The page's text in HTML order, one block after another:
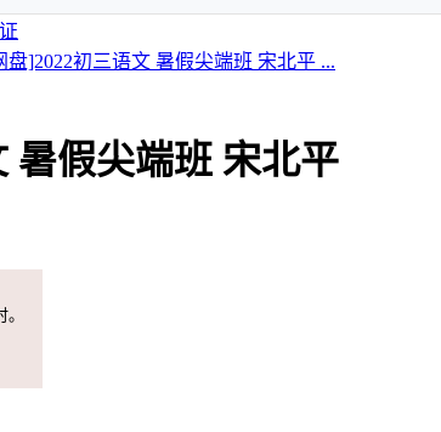
盘]2022初三语文 暑假尖端班 宋北平 ...
暑假尖端班 宋北平